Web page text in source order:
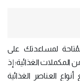
لمساعدتك على
الغذائية؛ إذ
العناصر الغذائية